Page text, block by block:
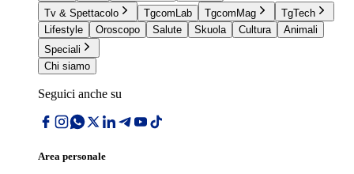
Tv & Spettacolo
TgcomLab TgcomMag
TgTech
Lifestyle
Oroscopo Salute Skuola Cultura
Animali
Speciali
Chi siamo
Seguici anche su
Area personale